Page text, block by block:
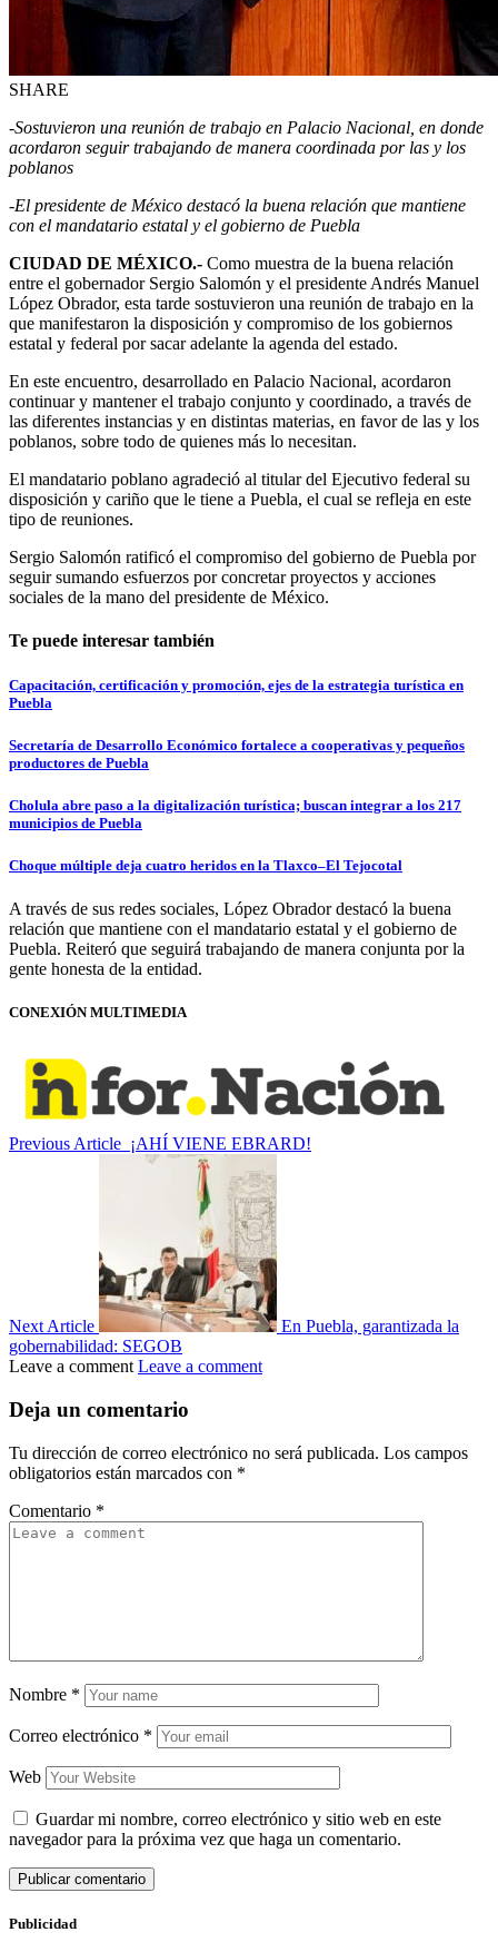
SHARE
-Sostuvieron una reunión de trabajo en Palacio Nacional, en donde
acordaron seguir trabajando de manera coordinada por las y los
poblanos
-El presidente de México destacó la buena relación que mantiene
con el mandatario estatal y el gobierno de Puebla
CIUDAD DE MÉXICO.- Como muestra de la buena relación
entre el gobernador Sergio Salomón y el presidente Andrés Manuel
López Obrador, esta tarde sostuvieron una reunión de trabajo en la
que manifestaron la disposición y compromiso de los gobiernos
estatal y federal por sacar adelante la agenda del estado.
En este encuentro, desarrollado en Palacio Nacional, acordaron
continuar y mantener el trabajo conjunto y coordinado, a través de
las diferentes instancias y en distintas materias, en favor de las y los
poblanos, sobre todo de quienes más lo necesitan.
El mandatario poblano agradeció al titular del Ejecutivo federal su
disposición y cariño que le tiene a Puebla, el cual se refleja en este
tipo de reuniones.
Sergio Salomón ratificó el compromiso del gobierno de Puebla por
seguir sumando esfuerzos por concretar proyectos y acciones
sociales de la mano del presidente de México.
Te puede interesar también
Capacitación, certificación y promoción, ejes de la estrategia turística en
Puebla
Secretaría de Desarrollo Económico fortalece a cooperativas y pequeños
productores de Puebla
Cholula abre paso a la digitalización turística; buscan integrar a los 217
municipios de Puebla
Choque múltiple deja cuatro heridos en la Tlaxco–El Tejocotal
A través de sus redes sociales, López Obrador destacó la buena
relación que mantiene con el mandatario estatal y el gobierno de
Puebla. Reiteró que seguirá trabajando de manera conjunta por la
gente honesta de la entidad.
CONEXIÓN MULTIMEDIA
Previous Article ¡AHÍ VIENE EBRARD!
Next Article
En Puebla, garantizada la
gobernabilidad: SEGOB
Leave a comment Leave a comment
Deja un comentario
Tu dirección de correo electrónico no será publicada. Los campos
obligatorios están marcados con *
Comentario *
Nombre *
Correo electrónico *
Web
Guardar mi nombre, correo electrónico y sitio web en este
navegador para la próxima vez que haga un comentario.
Publicidad